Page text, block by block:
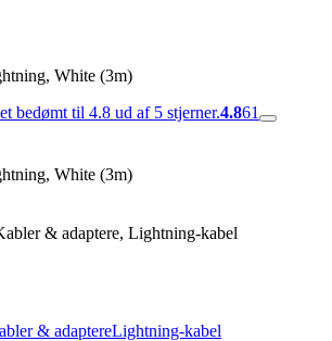
White (3m)
bedømt til 4.8 ud af 5 stjerner.4.861
White (3m)
& adaptere, Lightning-kabel
& adaptereLightning-kabel